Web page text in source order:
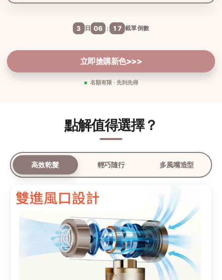
3 日 06 : 17 截單倒數
立即搶購新色>>>
名額有限 · 先到先得
點解值得選擇？
高效乾髮 輕巧隨行 多風嘴造型